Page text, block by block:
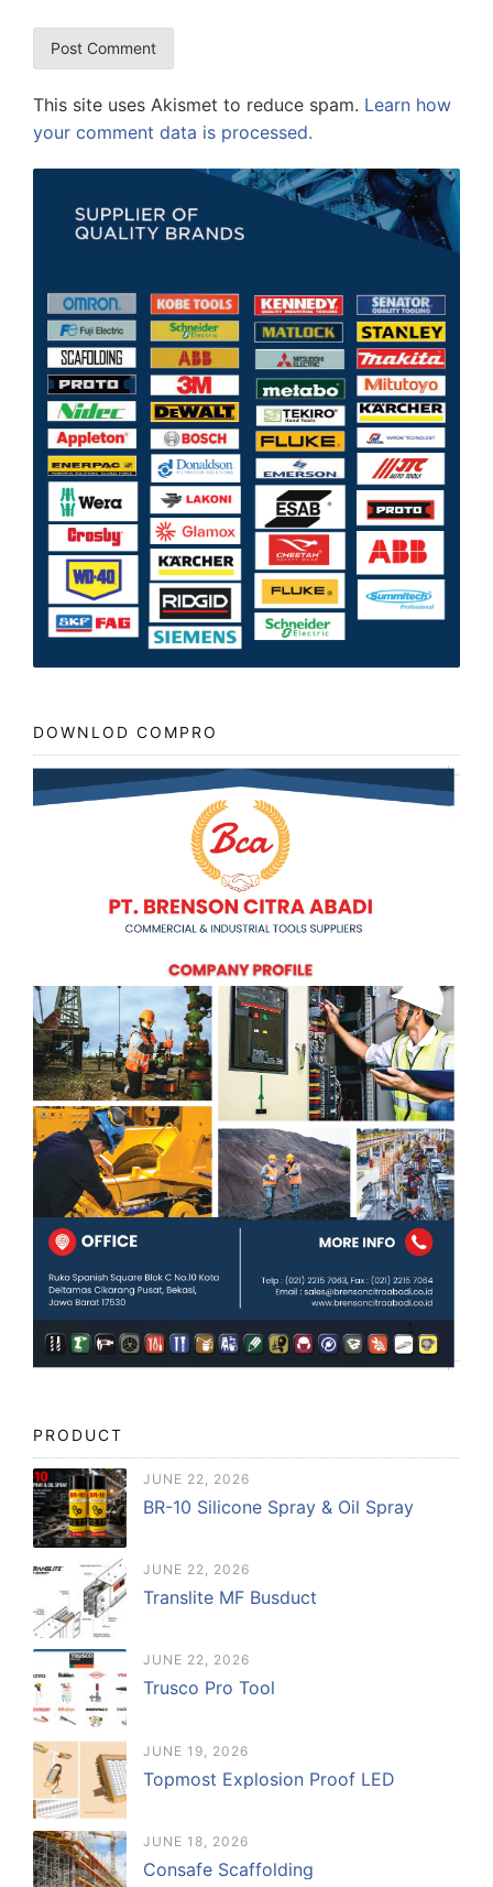
This site uses Akismet to reduce spam. Learn how
your comment data is processed.
DOWNLOD COMPRO
PRODUCT
JUNE 22, 2026
BR-10 Silicone Spray & Oil Spray
JUNE 22, 2026
Translite MF Busduct
JUNE 22, 2026
Trusco Pro Tool
JUNE 19, 2026
Topmost Explosion Proof LED
JUNE 18, 2026
Consafe Scaffolding